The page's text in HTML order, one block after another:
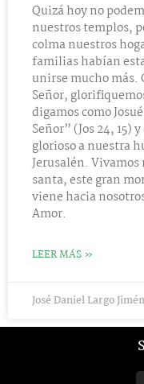
Quizá hoy no
nuestros templos,
colma nuestros
familias habían
unirse mucho más.
Señor,
digamos como
Señor” (Jos 24, 15)
glorioso a nuestra
Jerusalén. Vivamos
santa, este gran
viene hacia
Amor.
LEER MÁS »
José Daniel Largo